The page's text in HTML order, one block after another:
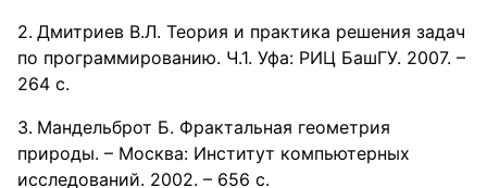
Дмитриев В.Л. Теория и практика решения задач
по программированию. Ч.1. Уфа: РИЦ БашГУ. 2007. –
264 с.
Мандельброт Б. Фрактальная геометрия
природы. – Москва: Институт компьютерных
исследований. 2002. – 656 с.